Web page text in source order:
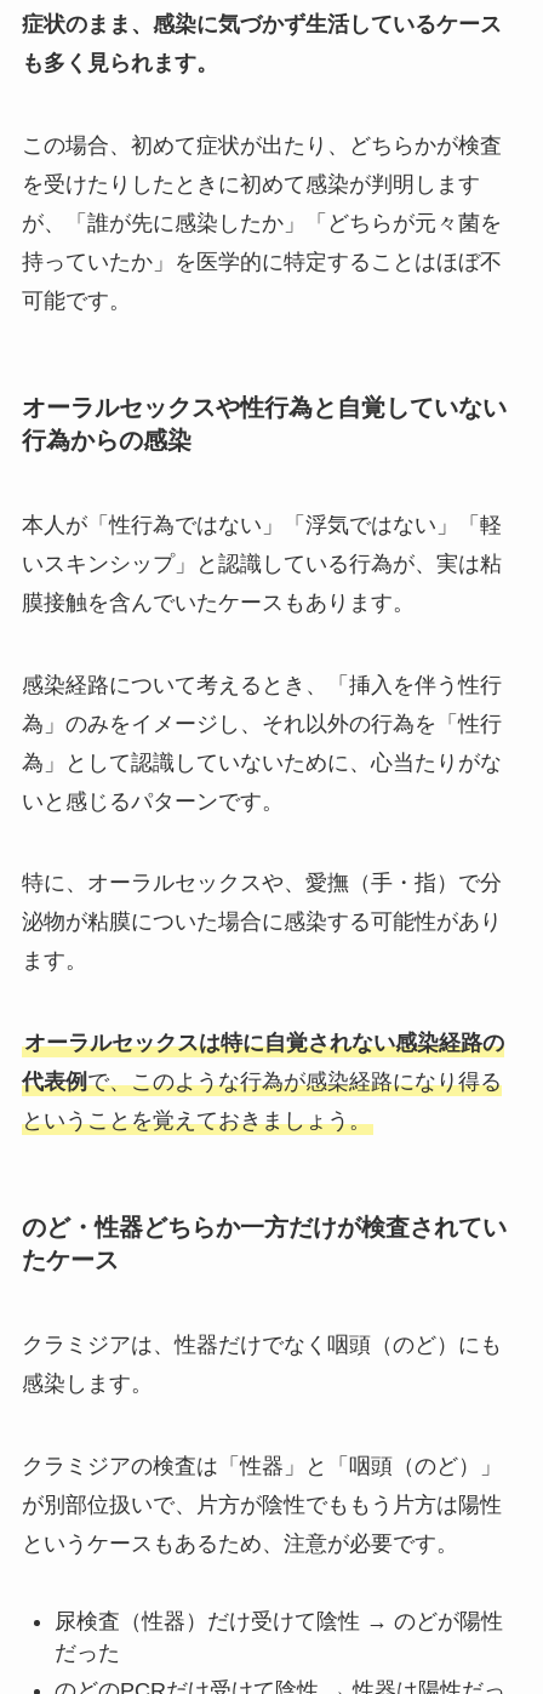
症状のまま、感染に気づかず生活しているケース
も多く見られます。
この場合、初めて症状が出たり、どちらかが検査
を受けたりしたときに初めて感染が判明します
が、「誰が先に感染したか」「どちらが元々菌を
持っていたか」を医学的に特定することはほぼ不
可能です。
オーラルセックスや性行為と自覚していない
行為からの感染
本人が「性行為ではない」「浮気ではない」「軽
いスキンシップ」と認識している行為が、実は粘
膜接触を含んでいたケースもあります。
感染経路について考えるとき、「挿入を伴う性行
為」のみをイメージし、それ以外の行為を「性行
為」として認識していないために、心当たりがな
いと感じるパターンです。
特に、オーラルセックスや、愛撫（手・指）で分
泌物が粘膜についた場合に感染する可能性があり
ます。
オーラルセックスは特に自覚されない感染経路の
代表例で、このような行為が感染経路になり得る
ということを覚えておきましょう。
のど・性器どちらか一方だけが検査されてい
たケース
クラミジアは、性器だけでなく咽頭（のど）にも
感染します。
クラミジアの検査は「性器」と「咽頭（のど）」
が別部位扱いで、片方が陰性でももう片方は陽性
というケースもあるため、注意が必要です。
尿検査（性器）だけ受けて陰性 → のどが陽性
だった